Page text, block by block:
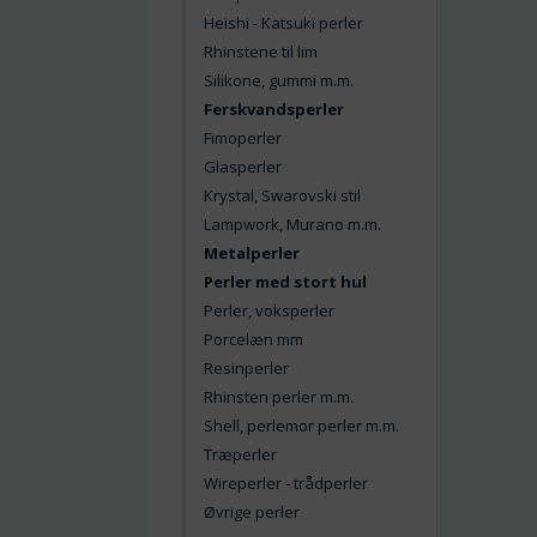
Heishi - Katsuki perler
Rhinstene til lim
Silikone, gummi m.m.
Ferskvandsperler
Fimoperler
Glasperler
Krystal, Swarovski stil
Lampwork, Murano m.m.
Metalperler
Perler med stort hul
Perler, voksperler
Porcelæn mm
Resinperler
Rhinsten perler m.m.
Shell, perlemor perler m.m.
Træperler
Wireperler - trådperler
Øvrige perler